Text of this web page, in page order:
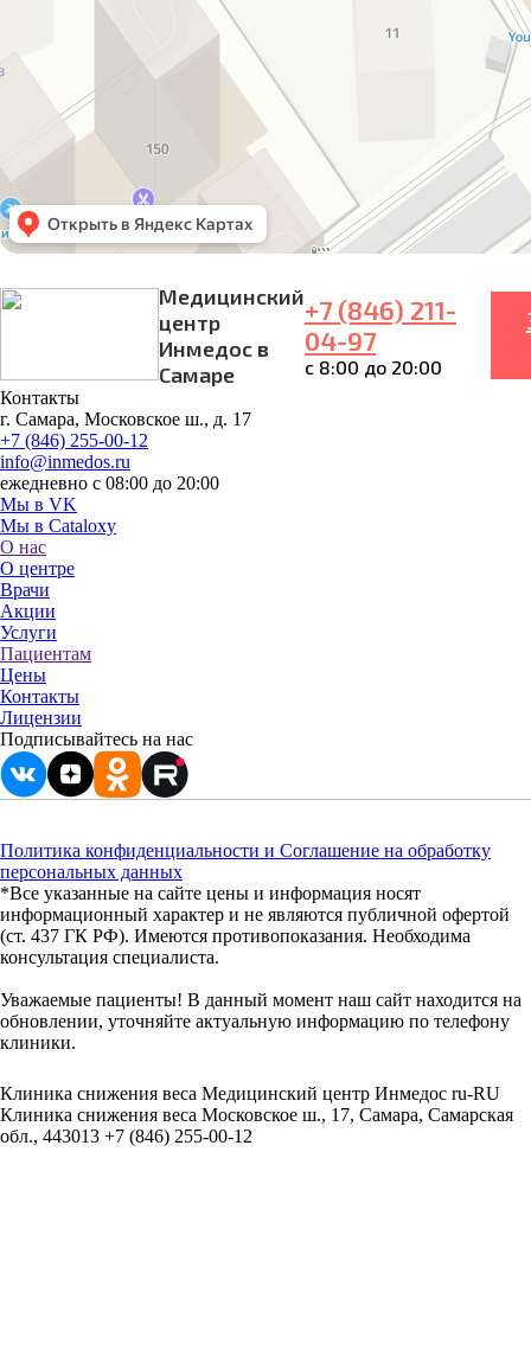
Медицинский
центр
Инмедос в
Самаре
+7 (846) 211-
04-97
с 8:00 до 20:00
Контакты
г. Самара, Московское ш., д. 17
+7 (846) 255-00-12
info@inmedos.ru
ежедневно с 08:00 до 20:00
Мы в VK
Мы в Cataloxy
О нас
О центре
Врачи
Акции
Услуги
Пациентам
Цены
Контакты
Лицензии
Подписывайтесь на нас
Политика конфиденциальности и Соглашение на обработку
персональных данных
*Все указанные на сайте цены и информация носят
информационный характер и не являются публичной офертой
(ст. 437 ГК РФ). Имеются противопоказания. Необходима
консультация специалиста.
Уважаемые пациенты! В данный момент наш сайт находится на
обновлении, уточняйте актуальную информацию по телефону
клиники.
Клиника снижения веса Медицинский центр Инмедос ru-RU
Клиника снижения веса Московское ш., 17, Самара, Самарская
обл., 443013 +7 (846) 255-00-12